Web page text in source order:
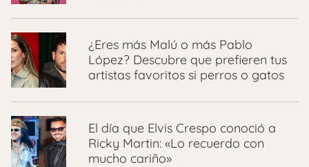
¿Eres más Malú o más Pablo
López? Descubre que prefieren tus
artistas favoritos si perros o gatos
El día que Elvis Crespo conoció a
Ricky Martin: «Lo recuerdo con
mucho cariño»